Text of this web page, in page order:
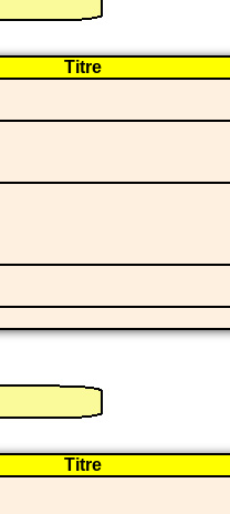
Titre
Titre